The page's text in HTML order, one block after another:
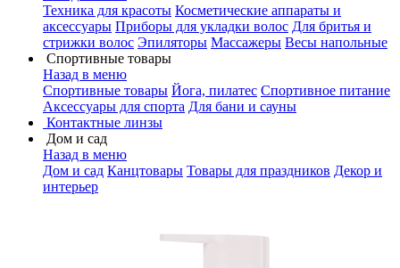
Техника для красоты Косметические аппараты и
аксессуары Приборы для укладки волос Для бритья и
стрижки волос Эпиляторы Массажеры Весы напольные
Спортивные товары
Назад в меню
Спортивные товары Йога, пилатес Спортивное питание
Аксессуары для спорта Для бани и сауны
Контактные линзы
Дом и сад
Назад в меню
Дом и сад Канцтовары Товары для праздников Декор и
интерьер